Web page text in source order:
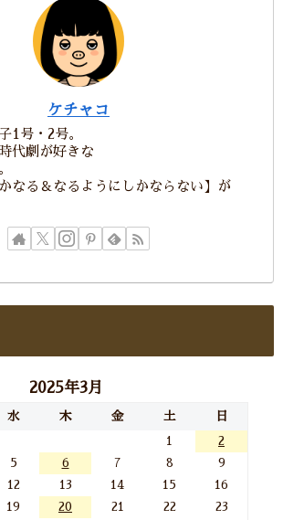
ケチャコ
1号・2号。
代劇が好きな
なる＆なるようにしかならない】が
2025年3月
水 木 金 土 日
1
2
5 6 7 8
9
12 13 14 15
16
19 20 21 22 23